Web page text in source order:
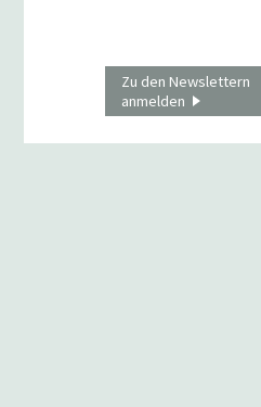
Zu den Newslettern
anmelden